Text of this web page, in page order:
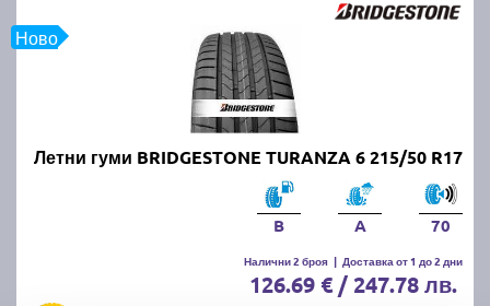
Ново
Летни гуми BRIDGESTONE TURANZA 6 215/50 R17
B A 70
Налични 2 броя | Доставка от 1 до 2 дни
126.69 € / 247.78 лв.